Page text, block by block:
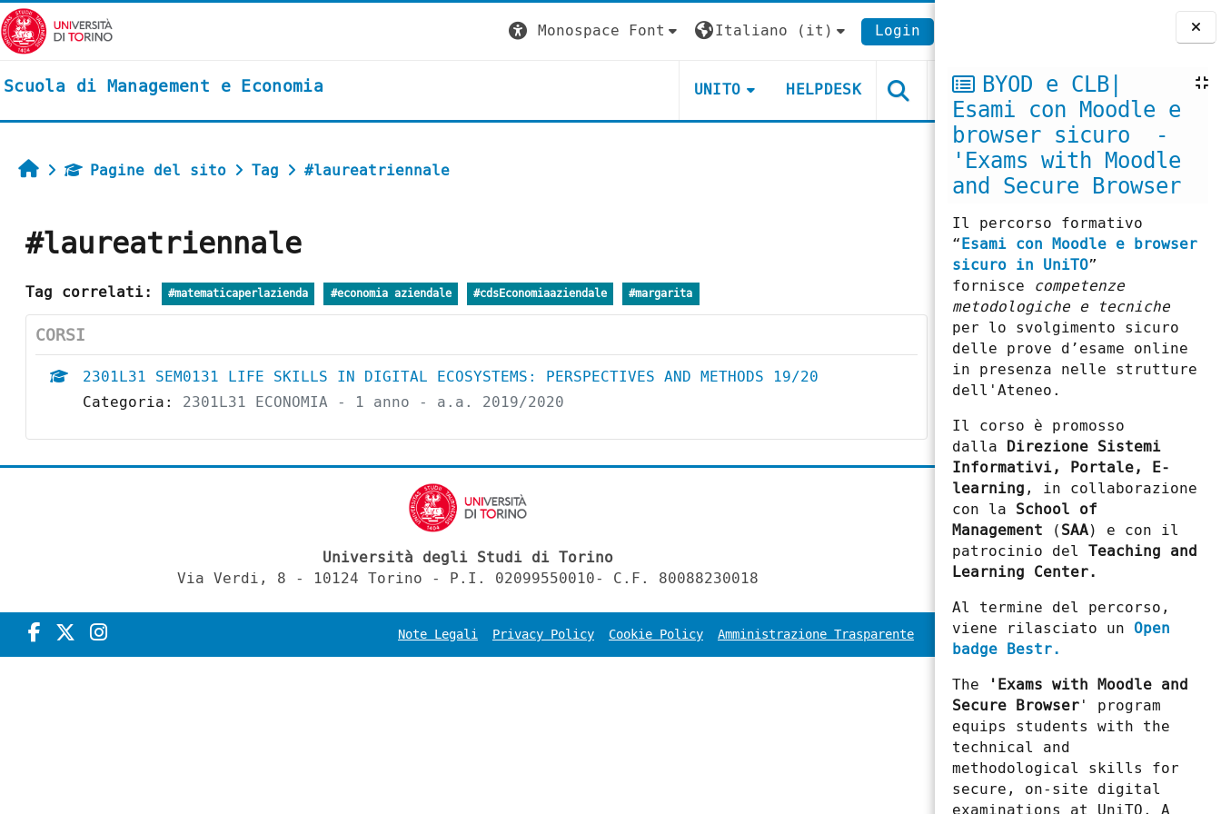
Vai al contenuto principale
Blocchi
BYOD e CLB|
Esami con Moodle e
browser sicuro -
'Exams with Moodle
and Secure Browser
Il percorso formativo
“Esami con Moodle e browser
sicuro in UniTO”
fornisce competenze
metodologiche e tecniche
per lo svolgimento sicuro
delle prove d’esame online
in presenza nelle strutture
dell'Ateneo.
Il corso è promosso
dalla Direzione Sistemi
Informativi, Portale, E-
learning, in collaborazione
con la School of
Management (SAA) e con il
patrocinio delTeaching and
Learning Center.
Al termine del percorso,
viene rilasciato un Open
badge Bestr.
The
'Exams with Moodle and
Secure Browser' program
equips students with the
technical and
methodological skills for
secure, on-site digital
Monospace Font Italiano ‎(it)‎ Login
Scuola di Management e Economia UNITO HELPDESK
HomePagine del sito Tag #laureatriennale
#laureatriennale
Tag correlati: #matematicaperlazienda #economia aziendale #cdsEconomiaaziendale #margarita
CORSI
2301L31 SEM0131 LIFE SKILLS IN DIGITAL ECOSYSTEMS: PERSPECTIVES AND METHODS 19/20
Categoria: 2301L31 ECONOMIA - 1 anno - a.a. 2019/2020
Università degli Studi di Torino
Via Verdi, 8 - 10124 Torino - P.I. 02099550010- C.F. 80088230018
Note Legali Privacy Policy Cookie Policy Amministrazione Trasparente